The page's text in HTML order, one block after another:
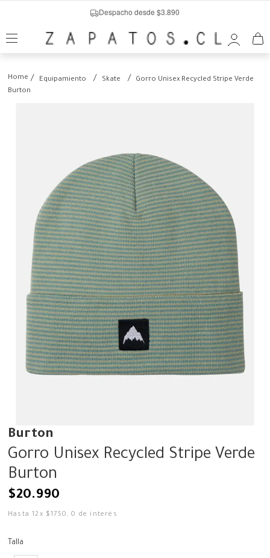
Despacho desde $3.890
Equipamiento Skate
Gorro Unisex Recycled Stripe Verde
Burton
Burton
Gorro Unisex Recycled Stripe Verde
Burton
$20.990
Hasta12 x $1750 ,0 de interés
Talla